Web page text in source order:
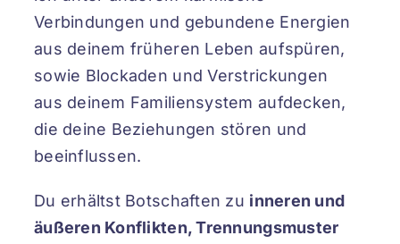
Verbindungen und gebundene Energien
aus deinem früheren Leben aufspüren,
sowie Blockaden und Verstrickungen
aus deinem Familiensystem aufdecken,
die deine Beziehungen stören und
beeinflussen.
Du erhältst Botschaften zu inneren und
äußeren Konflikten, Trennungsmuster